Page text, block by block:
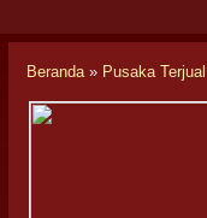
Beranda» Pusaka Terjual